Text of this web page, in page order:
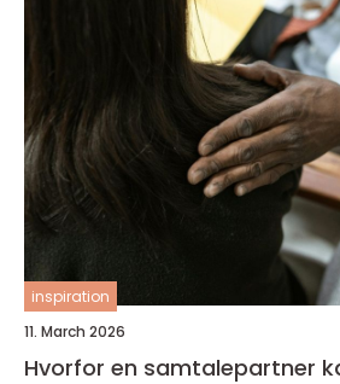
inspiration
11. March 2026
Hvorfor en samtalepartner